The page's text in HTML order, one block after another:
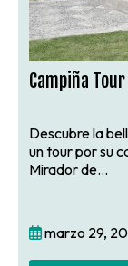
Campiña
Descubre la
un tour por su
Mirador de...
marzo 29,